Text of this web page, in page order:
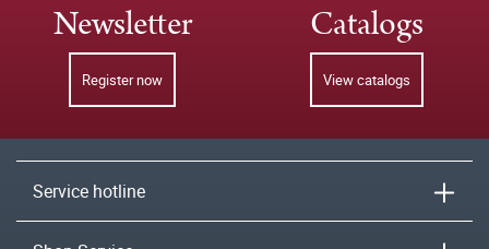
Newsletter
Register now
Catalogs
View catalogs
Service hotline